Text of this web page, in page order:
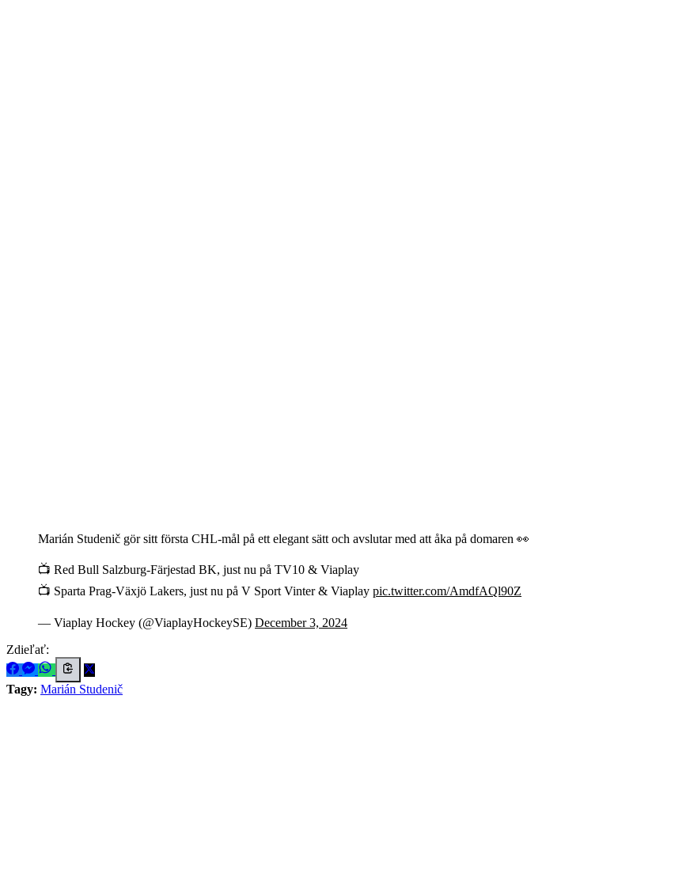
Marián Studenič gör sitt första CHL-mål på ett elegant sätt och avslutar med att åka på domaren 👀
📺 Red Bull Salzburg-Färjestad BK, just nu på TV10 & Viaplay
📺 Sparta Prag-Växjö Lakers, just nu på V Sport Vinter & Viaplay pic.twitter.com/AmdfAQl90Z
— Viaplay Hockey (@ViaplayHockeySE) December 3, 2024
Zdieľať:
Tagy: Marián Studenič